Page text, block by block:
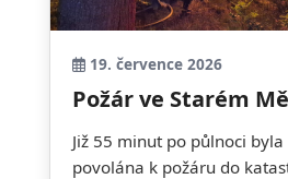
19. července 2026
Požár ve Starém
Již 55 minut po půlnoci
povolána k požáru do